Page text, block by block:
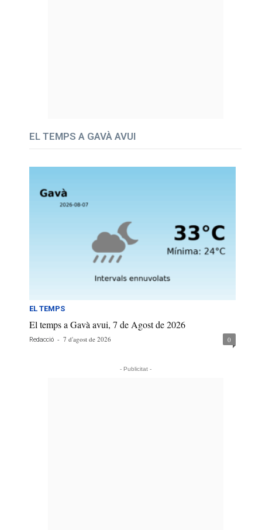
EL TEMPS A GAVÀ AVUI
EL TEMPS
El temps a Gavà avui, 7 de Agost de 2026
Redacció - 7 d'agost de 2026 0
- Publicitat -